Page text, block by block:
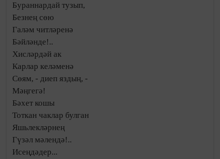
Бураннардай тузып,
Безнең сөю
Галәм читләренә
Бәйләнде!..
Хисләрдәй ак
Карлар келәменә
Сөям, - диеп яздың, -
Мәңгегә!
Бәхет кошы
Тоткан чаклар булган
Яшьлекләрнең
Гүзәл мәлендә!..
Исеңдәдер...